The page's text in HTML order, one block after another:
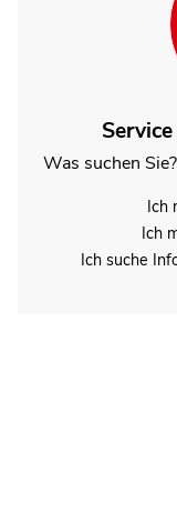
Was suchen
Ich
Ich
Ich suche